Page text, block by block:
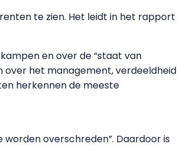
te zien. Het leidt in het rapport
en over de “staat van
over het management, verdeeldheid
herkennen de meeste
overschreden”. Daardoor is